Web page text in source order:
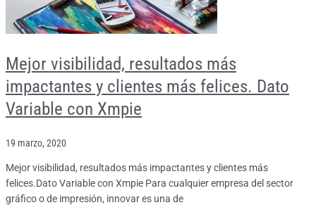
Mejor visibilidad, resultados más
impactantes y clientes más felices. Dato
Variable con Xmpie
19 marzo, 2020
Mejor visibilidad, resultados más impactantes y clientes más
felices.Dato Variable con Xmpie Para cualquier empresa del sector
gráfico o de impresión, innovar es una de